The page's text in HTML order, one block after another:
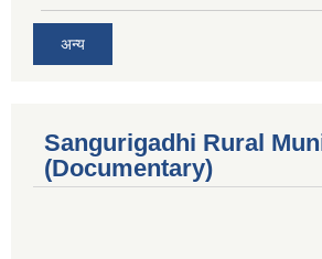
अन्य
Sangurigadhi Rural
(Documentary)